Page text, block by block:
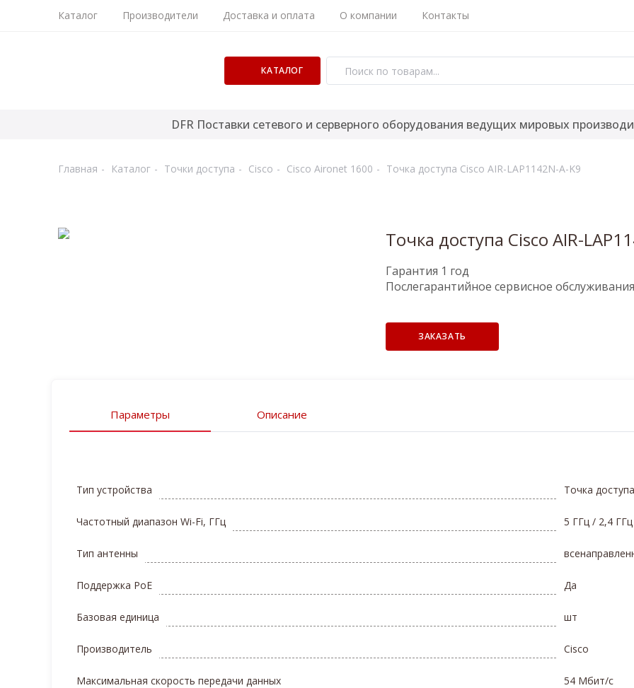
Каталог Производители Доставка и оплата О компании Контакты
КАТАЛОГ
DFR Поставки сетевого и серверного оборудования ведущих мировых
Главная Каталог Точки доступа Cisco Cisco Aironet 1600 Точка доступа Cisco AIR-LAP1142N-A-K9
Точка доступа Cisco AIR-
Гарантия 1 год
Послегарантийное сервисное обслуживания
ЗАКАЗАТЬ
Параметры Описание
Тип устройства Точка доступа
Частотный диапазон Wi-Fi, ГГц 5 ГГц / 2,4 ГГц
Тип антенны
Поддержка PoE Да
Базовая единица шт
Производитель Cisco
Максимальная скорость передачи данных 54 Мбит/с